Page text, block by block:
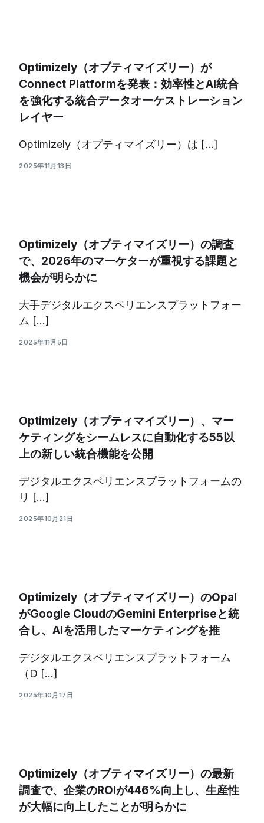
Optimizely（オプティマイズリー）が
Connect Platformを発表：効率性とAI統合
を強化する統合データオーケストレーション
レイヤー
Optimizely（オプティマイズリー）は […]
2025年11月13日
Optimizely（オプティマイズリー）の調査
で、2026年のマーケターが重視する課題と
機会が明らかに
大手デジタルエクスペリエンスプラットフォー
ム […]
2025年11月5日
Optimizely（オプティマイズリー）、マー
ケティングをシームレスに自動化する55以
上の新しい統合機能を公開
デジタルエクスペリエンスプラットフォームの
リ […]
2025年10月21日
Optimizely（オプティマイズリー）のOpal
がGoogle CloudのGemini Enterpriseと統
合し、AIを活用したマーケティングを推
デジタルエクスペリエンスプラットフォーム
（D […]
2025年10月17日
Optimizely（オプティマイズリー）の最新
調査で、企業のROIが446%向上し、生産性
が大幅に向上したことが明らかに